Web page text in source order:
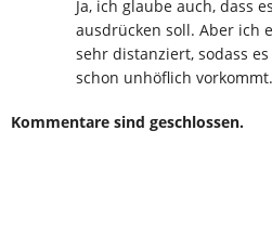
Ja, ich glaube auch, dass
ausdrücken soll. Aber ich
sehr distanziert, sodass
schon unhöflich vorkommt.
Kommentare sind geschlossen.